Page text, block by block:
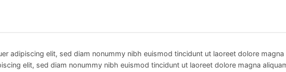
adipiscing elit, sed diam nonummy nibh euismod tincidunt ut laoreet dolore
elit, sed diam nonummy nibh euismod tincidunt ut laoreet dolore magna